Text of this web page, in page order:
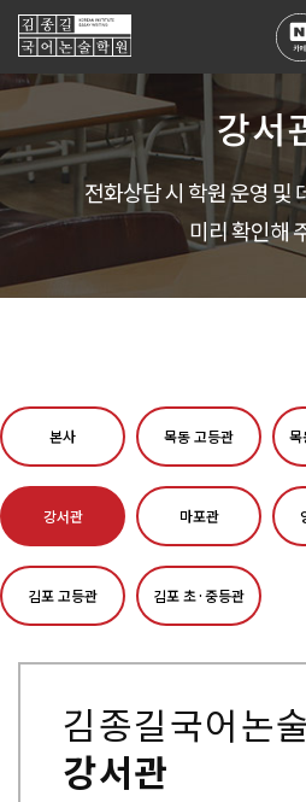
강서
전화상담 시 학원 운영 및
미리 확인해
본사 목동 고등관 목
강서관 마포관
김포 고등관 김포 초·중등관
김종길국어논
강서관